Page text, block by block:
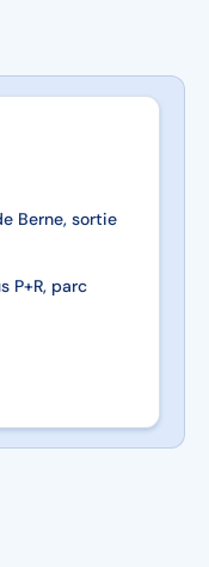
Berne, sortie
P+R, parc